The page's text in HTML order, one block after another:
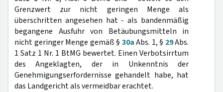
Grenzwert zur nicht geringen Menge als
überschritten angesehen hat - als bandenmäßig
begangene Ausfuhr von Betäubungsmitteln in
nicht geringer Menge gemäß § 30aAbs. 1, § 29Abs.
1 Satz 1 Nr. 1 BtMG bewertet. Einen Verbotsirrtum
des Angeklagten, der in Unkenntnis der
Genehmigungserfordernisse gehandelt habe, hat
das Landgericht als vermeidbar erachtet.